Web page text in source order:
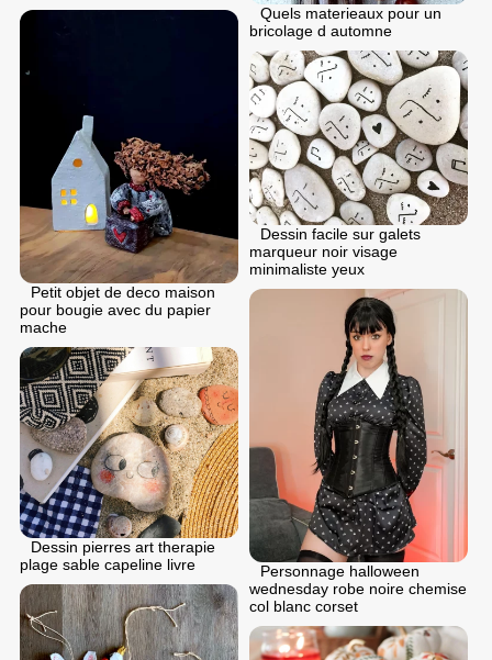
Quels materieaux pour un
bricolage d automne
Petit objet de deco maison
pour bougie avec du papier
mache
Dessin facile sur galets
marqueur noir visage
minimaliste yeux
Personnage halloween
wednesday robe noire chemise
col blanc corset
Dessin pierres art therapie
plage sable capeline livre